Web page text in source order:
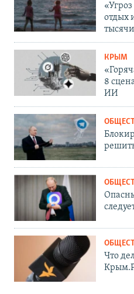
отдых
КРЫМ
8
ИИ
Что